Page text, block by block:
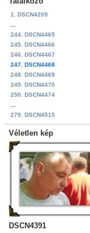
1. DSCN4209
244. DSCN4465
245. DSCN4466
246. DSCN4467
247. DSCN4468
248. DSCN4469
249. DSCN4470
250. DSCN4474
279. DSCN4515
Véletlen kép
DSCN4391